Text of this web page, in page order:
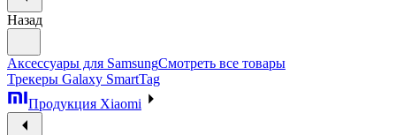
Назад
Аксессуары для SamsungСмотреть все товары
Трекеры Galaxy SmartTag
Продукция Xiaomi